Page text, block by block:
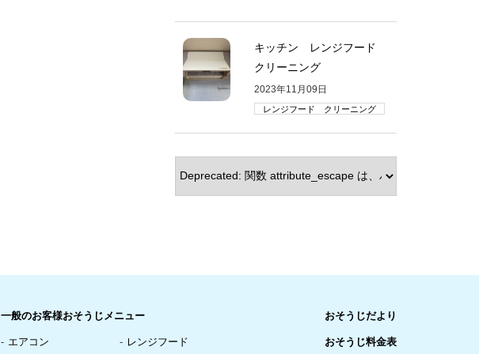
キッチン レンジフード
クリーニング
2023年11月09日
レンジフード クリーニング
一般のお客様おそうじメニュー
エアコン レンジフード
おそうじだより
おそうじ料金表